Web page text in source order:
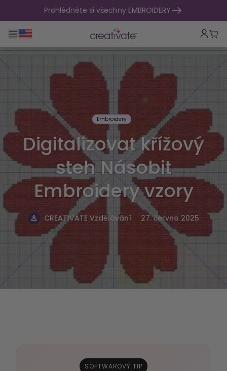
přejít na obsahProhlédněte si všechny EMBROIDERY
Přepnout hlavní navigaci
Embroidery
Digitalizovat křížový
steh Násobit
Embroidery vzory
CREATIVATE Vzdělávání . 27. června 2025
SOFTWAROVÝ TIP